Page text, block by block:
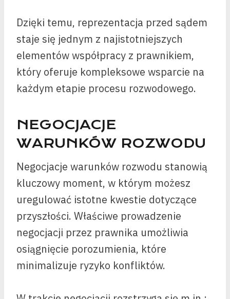
Dzięki temu, reprezentacja przed sądem
staje się jednym z najistotniejszych
elementów współpracy z prawnikiem,
który oferuje kompleksowe wsparcie na
każdym etapie procesu rozwodowego.
NEGOCJACJE
WARUNKÓW ROZWODU
Negocjacje warunków rozwodu stanowią
kluczowy moment, w którym możesz
uregulować istotne kwestie dotyczące
przyszłości. Właściwe prowadzenie
negocjacji przez prawnika umożliwia
osiągnięcie porozumienia, które
minimalizuje ryzyko konfliktów.